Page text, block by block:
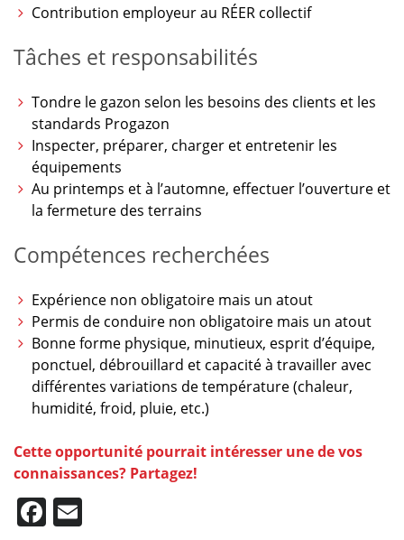
Contribution employeur au RÉER collectif
Tâches et responsabilités
Tondre le gazon selon les besoins des clients et les
standards Progazon
Inspecter, préparer, charger et entretenir les
équipements
Au printemps et à l’automne, effectuer l’ouverture et
la fermeture des terrains
Compétences recherchées
Expérience non obligatoire mais un atout
Permis de conduire non obligatoire mais un atout
Bonne forme physique, minutieux, esprit d’équipe,
ponctuel, débrouillard et capacité à travailler avec
différentes variations de température (chaleur,
humidité, froid, pluie, etc.)
Cette opportunité pourrait intéresser une de vos
connaissances? Partagez!
Facebook